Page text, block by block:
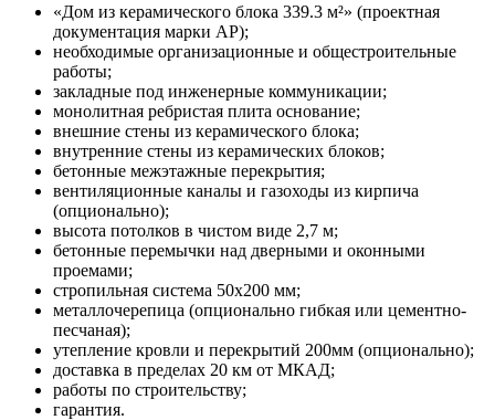
«Дом из керамического блока 339.3 м²» (проектная
документация марки АР);
необходимые организационные и общестроительные
работы;
закладные под инженерные коммуникации;
монолитная ребристая плита основание;
внешние стены из керамического блока;
внутренние стены из керамических блоков;
бетонные межэтажные перекрытия;
вентиляционные каналы и газоходы из кирпича
(опционально);
высота потолков в чистом виде 2,7 м;
бетонные перемычки над дверными и оконными
проемами;
стропильная система 50х200 мм;
металлочерепица (опционально гибкая или цементно-
песчаная);
утепление кровли и перекрытий 200мм (опционально);
доставка в пределах 20 км от МКАД;
работы по строительству;
гарантия.